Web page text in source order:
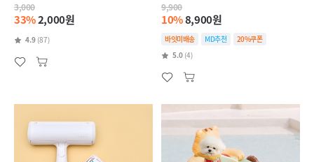
3,000
33%2,000원
4.9 (87)
9,900
10%8,900원
바잇미배송 MD추천
20%쿠폰
5.0 (4)